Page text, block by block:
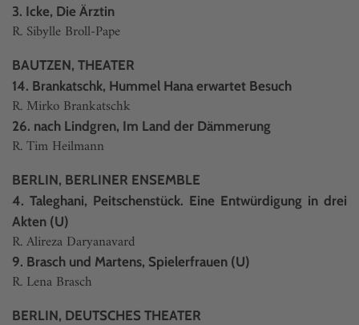
3. Icke, Die Ärztin
R. Sibylle Broll-Pape
BAUTZEN, THEATER
14. Brankatschk, Hummel Hana erwartet Besuch
R. Mirko Brankatschk
26. nach Lindgren, Im Land der Dämmerung
R. Tim Heilmann
BERLIN, BERLINER ENSEMBLE
4. Taleghani, Peitschenstück. Eine Entwürdigung in drei
Akten (U)
R. Alireza Daryanavard
9. Brasch und Martens, Spielerfrauen (U)
R. Lena Brasch
BERLIN, DEUTSCHES THEATER